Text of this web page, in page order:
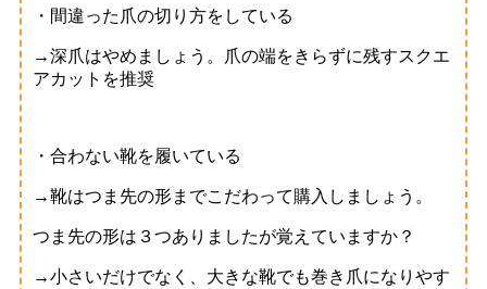
・間違った爪の切り方をしている
→深爪はやめましょう。爪の端をきらずに残すスクエ
アカットを推奨
・合わない靴を履いている
→靴はつま先の形までこだわって購入しましょう。
つま先の形は３つありましたが覚えていますか？
→小さいだけでなく、大きな靴でも巻き爪になりやす